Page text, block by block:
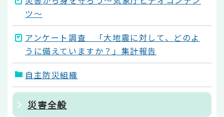
ツ～
アンケート調査 「大地震に対して、どのよ
うに備えていますか？」集計報告
自主防災組織
災害全般